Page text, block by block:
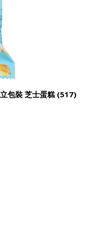
包裝 芝士蛋糕 (517)